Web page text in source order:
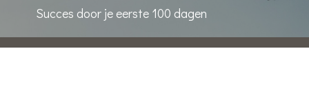
Succes door je eerste 100 dagen